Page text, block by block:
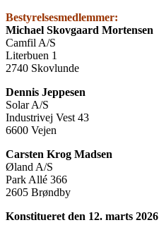
Bestyrelsesmedlemmer:
Michael Skovgaard Mortensen
Camfil A/S
Literbuen 1
2740 Skovlunde
Dennis Jeppesen
Solar A/S
Industrivej Vest 43
6600 Vejen
Carsten Krog Madsen
Øland A/S
Park Allé 366
2605 Brøndby
Konstitueret den 12. marts 2026